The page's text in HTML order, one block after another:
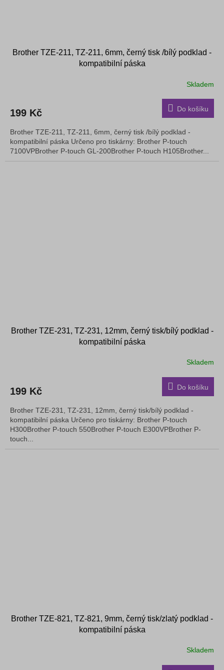
Brother TZE-211, TZ-211, 6mm, černý tisk /bílý podklad -
kompatibilní páska
Skladem
199 Kč Do košíku
Brother TZE-211, TZ-211, 6mm, černý tisk /bílý podklad -
kompatibilní páska Určeno pro tiskárny: Brother P-touch
7100VPBrother P-touch GL-200Brother P-touch H105Brother...
Brother TZE-231, TZ-231, 12mm, černý tisk/bílý podklad -
kompatibilní páska
Skladem
199 Kč Do košíku
Brother TZE-231, TZ-231, 12mm, černý tisk/bílý podklad -
kompatibilní páska Určeno pro tiskárny: Brother P-touch
H300Brother P-touch 550Brother P-touch E300VPBrother P-
touch...
Brother TZE-821, TZ-821, 9mm, černý tisk/zlatý podklad -
kompatibilní páska
Skladem